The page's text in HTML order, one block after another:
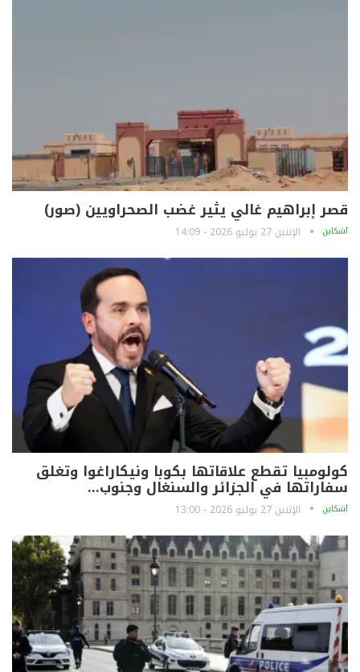
قصر إبراهيم غالي يثير غضب الصحراويين (صور)
آشكاين الإثنين 27 يوليو 2026 - 14:09
كولومبيا تقطع علاقاتها بكوبا ونيكاراغوا وتغلق
سفاراتها في الجزائر والسنغال وجنوب…
آشكاين الإثنين 27 يوليو 2026 - 13:00